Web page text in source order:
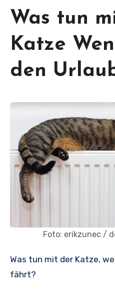
Was tun
Katze
den
Foto: erikzunec /
Was tun mit der Katze,
fährt?